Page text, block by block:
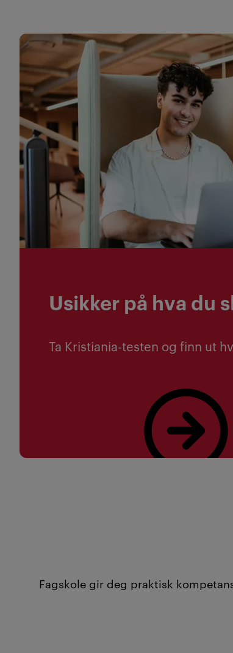
Quiz + Mest populære
Usikker på hva du
Ta Kristiania-testen og finn ut
Fagskole gir deg praktisk